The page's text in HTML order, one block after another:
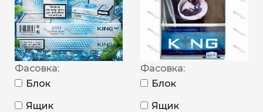
Фасовка:
Блок
Ящик
Фасовка:
Блок
Ящик